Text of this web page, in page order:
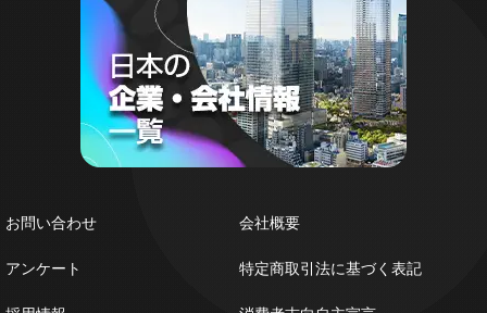
お問い合わせ
アンケート
会社概要
特定商取引法に基づく表記